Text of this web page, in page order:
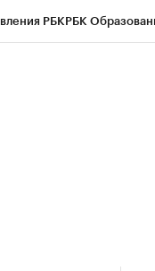
РБКРБК